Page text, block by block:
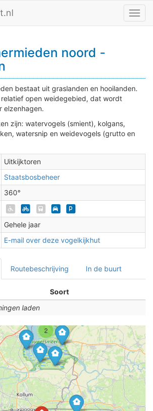
noord -
bestaat uit graslanden en hooilanden.
relatief open weidegebied, dat wordt
elzenhagen.
zijn: watervogels (smient), kolgans,
watersnip en weidevogels (grutto en
Uitkijktoren
Staatsbosbeheer
360°
Gehele jaar
E-mail over deze vogelkijkhut
Routebeschrijving In de buurt
Soort
laden
2